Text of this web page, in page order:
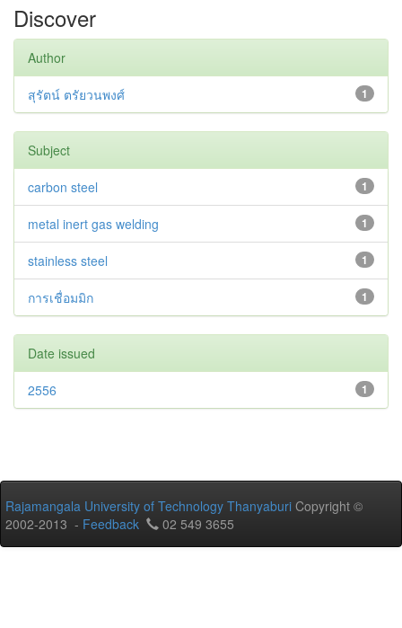
Discover
Author
1
สุรัตน์ ตรัยวนพงศ์
Subject
1
carbon steel
1
metal inert gas welding
1
stainless steel
1
การเชื่อมมิก
Date issued
1
2556
Rajamangala University of Technology Thanyaburi Copyright ©
2002-2013 - Feedback 02 549 3655